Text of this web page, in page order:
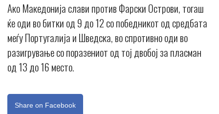
Ако Македонија слави против Фарски Острови, тогаш
ќе оди во битки од 9 до 12 со победникот од средбата
меѓу Португалија и Шведска, во спротивно оди во
разигрување со поразениот од тој двобој за пласман
од 13 до 16 место.
Share on Facebook